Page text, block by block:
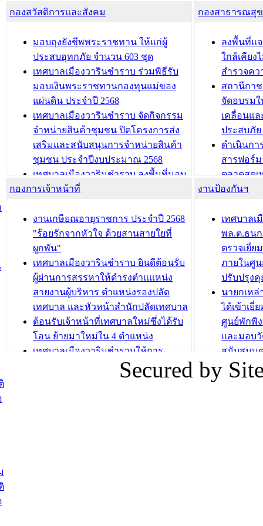
โรงเรียน/ศูนย์พัฒนาเด็กเล็ก/สถานธนา
บทความ อื่นๆ ...
พัฒนาการจัดเก็บรายได้ ประจำปี พ.ศ.
เทศบาลเมืองวารินชำราบ ร่วมการ
ประชุมวิชาการระดับนานาชาติและ
นิทรรศการด้านนวัตกรรมท้องถิ่น 2568
และรับรางวัลทีมนักวิจัยดีเด่นจาก
นวัตกรรมโครงการทะเบียนภาษีป้าย
ประชุมผู้เช่าอาคารพาณิชย์ บริเวณ
ถนนเกษมสุขและถนนประทุมเทพภักดี
บทความ อื่นๆ ...
โครงการ
เทศบาล
รับฟังคว
ผังเมือง
วารินชำ
เทศบาล
ซักซ้อมแ
ประโยช
บทความ อื่นๆ ...
กองสวัสดิการและสังคม
มอบถุงยังชีพพระราชทาน ให้แก่ผู้
ประสบอุทกภัย จำนวน 603 ชุด
เทศบาลเมืองวารินชำราบ ร่วมพิธีรับ
มอบเงินพระราชทานกองทุนแม่ของ
แผ่นดิน ประจำปี 2568
เทศบาลเมืองวารินชำราบ จัดกิจกรรม
จำหน่ายสินค้าชุมชน ปิดโครงการส่ง
เสริมและสนับสนุนการจำหน่ายสินค้า
ชุมชน ประจำปีงบประมาณ 2568
เทศบาลเมืองวารินชำราบ ลงพื้นที่มอบ
น้ำดื่มแก่ผู้พักอาศัย ณ ศูนย์พักพิง
กองสวัสดิการสังคม เทศบาลเมือง
วารินชำราบ จัดโครงการอบรมอาชีพ
ระยะสั้น ประจำปี 2568 (หลักสูตรการ
ถักทอผลิตภัณฑ์จากถุงพลาสติก)
บทความ อื่นๆ ...
กองสาธารณสุ
ลงพื้นที่แ
ใกล้เคียง
สำรวจค
สถานีกา
จัดอบรม
เคลื่อนแ
ประสบภั
ดำเนินกา
สารฟอร์
ตลาดสดเ
วารินชำร
ถนนแก่เ
เด็กเล็ก
เทศบาลเ
ปรึกษาห
วัยของอ
บทความ อื่นๆ ...
กองการเจ้าหน้าที่
งานเกษียณอายุราชการ ประจำปี 2568
"ร้อยรักจากหัวใจ ด้วยสานสายใยที่
ผูกพัน"
เทศบาลเมืองวารินชำราบ ยินดีต้อนรับ
ผู้ผ่านการสรรหาให้ดำรงตำแแหน่ง
สายงานผู้บริหาร ตำแหน่งรองปลัด
เทศบาล และหัวหน้าสำนักปลัดเทศบาล
ต้อนรับเจ้าหน้าที่เทศบาลใหม่ซึ่งได้รับ
โอน ย้ายมาใหม่ใน 4 ตำแหน่ง
เทศบาลเมืองวารินชำราบให้การ
ต้อนรับพนักงานเทศบาลผู้ผ่านการ
สรรหาให้ดำรงตำแหน่งสายงานผู้
งานป้องกันฯ
เทศบาลเ
พล.ต.ธน
ตรวจเยี่ย
ภายในศู
ปรับปรุง
นายกเห
ได้เข้าเยี่
ศูนย์พักพิ
และมอบ
สนับสนุน
ภัยน้ำท่วม
ภาพบรร
Secured by